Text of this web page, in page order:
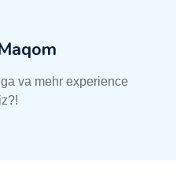
va mehr experience